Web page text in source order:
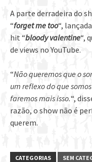
A parte derradeira do
“forget me too“,
hit “bloody valentine“,
de views no YouTube.
“Não queremos que o
um reflexo do que
faremos mais isso.“,
razão, o show não é
querem.
CATEGORIAS
SEM